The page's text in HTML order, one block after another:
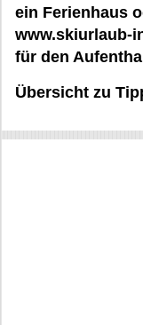
ein Ferienhaus
www.skiurlaub-
für den
Übersicht zu